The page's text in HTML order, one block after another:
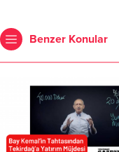
Benzer Konular